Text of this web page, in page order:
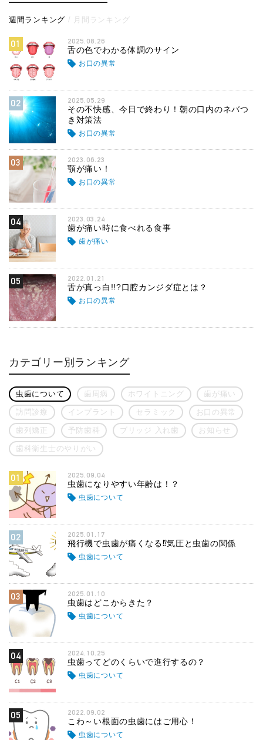
週間ランキング 月間ランキング
01 2025.08.26
舌の色でわかる体調のサイン
お口の異常
02 2025.05.29
その不快感、今日で終わり！朝の口内のネバつ
き対策法
お口の異常
03 2023.06.23
顎が痛い！
お口の異常
04 2023.03.24
歯が痛い時に食べれる食事
歯が痛い
05 2022.01.21
舌が真っ白!!?口腔カンジダ症とは？
お口の異常
カテゴリー別ランキング
虫歯について 歯周病 ホワイトニング 歯が痛い
訪問診療 インプラント セラミック お口の異常
歯列矯正 予防歯科 ブリッジ 入れ歯 お知らせ
歯科衛生士のやりがい
01 2025.09.04
虫歯になりやすい年齢は！？
虫歯について
02 2025.01.17
飛行機で虫歯が痛くなる⁉気圧と虫歯の関係
虫歯について
03 2025.01.10
虫歯はどこからきた？
虫歯について
04 2024.10.25
虫歯ってどのくらいで進行するの？
虫歯について
05 2022.09.02
こわ～い根面の虫歯にはご用心！
虫歯について